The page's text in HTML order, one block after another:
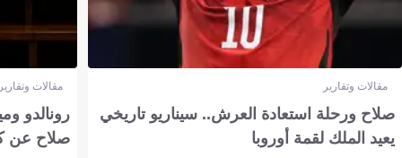
مقالات وتقارير
صلاح ورحلة استعادة العرش.. سيناريو تاريخي
يعيد الملك لقمة أوروبا
مقالات
رونالدو
صلاح عن